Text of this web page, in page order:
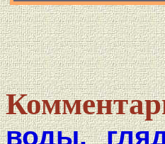
воды,